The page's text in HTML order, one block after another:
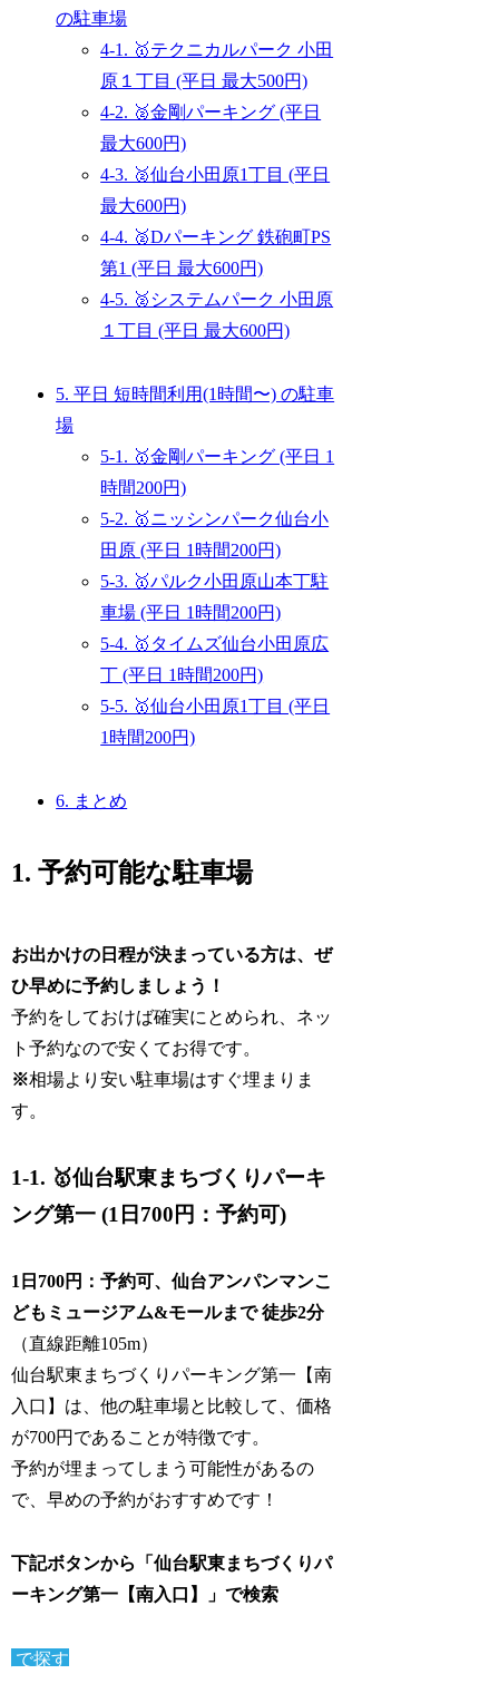
の駐車場
4-1. 🥇テクニカルパーク 小田
原１丁目 (平日 最大500円)
4-2. 🥈金剛パーキング (平日
最大600円)
4-3. 🥈仙台小田原1丁目 (平日
最大600円)
4-4. 🥈Dパーキング 鉄砲町PS
第1 (平日 最大600円)
4-5. 🥈システムパーク 小田原
１丁目 (平日 最大600円)
5. 平日 短時間利用(1時間〜) の駐車
場
5-1. 🥇金剛パーキング (平日 1
時間200円)
5-2. 🥇ニッシンパーク仙台小
田原 (平日 1時間200円)
5-3. 🥇パルク小田原山本丁駐
車場 (平日 1時間200円)
5-4. 🥇タイムズ仙台小田原広
丁 (平日 1時間200円)
5-5. 🥇仙台小田原1丁目 (平日
1時間200円)
6. まとめ
1. 予約可能な駐車場
お出かけの日程が決まっている方は、ぜ
ひ早めに予約しましょう！
予約をしておけば確実にとめられ、ネッ
ト予約なので安くてお得です。
※相場より安い駐車場はすぐ埋まりま
す。
1-1. 🥇仙台駅東まちづくりパーキ
ング第一 (1日700円：予約可)
1日700円：予約可、仙台アンパンマンこ
どもミュージアム&モールまで 徒歩2分
（直線距離105m）
仙台駅東まちづくりパーキング第一【南
入口】は、他の駐車場と比較して、価格
が700円であることが特徴です。
予約が埋まってしまう可能性があるの
で、早めの予約がおすすめです！
下記ボタンから「仙台駅東まちづくりパ
ーキング第一【南入口】」で検索
で探す